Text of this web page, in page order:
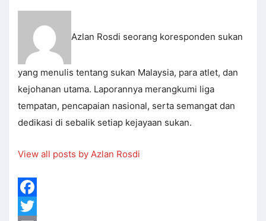
Azlan Rosdi seorang koresponden sukan
yang menulis tentang sukan Malaysia, para atlet, dan
kejohanan utama. Laporannya merangkumi liga
tempatan, pencapaian nasional, serta semangat dan
dedikasi di sebalik setiap kejayaan sukan.
View all posts by Azlan Rosdi
Facebook